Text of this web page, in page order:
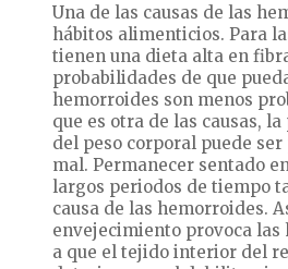
Una de las causas de las
hábitos alimenticios. Para
tienen una dieta alta en
probabilidades de que
hemorroides son menos
que es otra de las causas,
del peso corporal puede
mal. Permanecer sentado
largos periodos de tiempo
causa de las hemorroides.
envejecimiento provoca las
a que el tejido interior del